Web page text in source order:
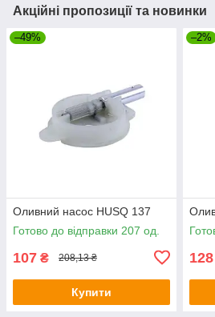
Акційні пропозиції та новинки
–49%
Оливний насос HUSQ 137
Готово до відправки 207 од.
107 ₴ 208,13 ₴
Купити
–2%
128